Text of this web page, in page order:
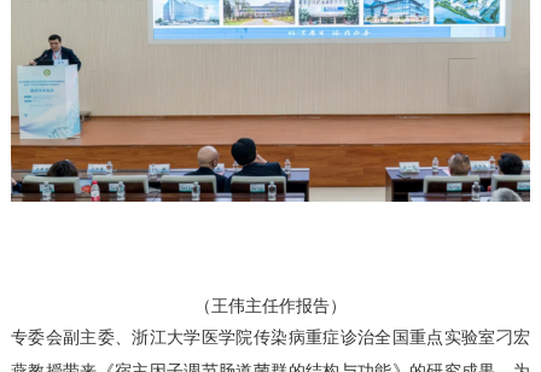
（王伟主任作报告）
专委会副主委、浙江大学医学院传染病重症诊治全国重点实验室刁宏